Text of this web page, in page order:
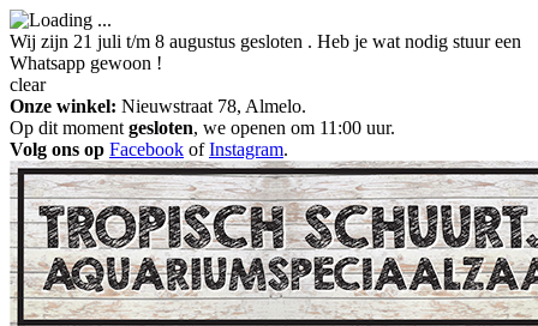
Wij zijn 21 juli t/m 8 augustus gesloten . Heb je wat nodig stuur een
Whatsapp gewoon !
clear
Onze winkel: Nieuwstraat 78, Almelo.
Op dit moment gesloten, we openen om 11:00 uur.
Volg ons op Facebook ofInstagram.